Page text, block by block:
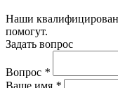
Наши
помогут.
Задать вопрос
Вопрос *
Ваше имя *